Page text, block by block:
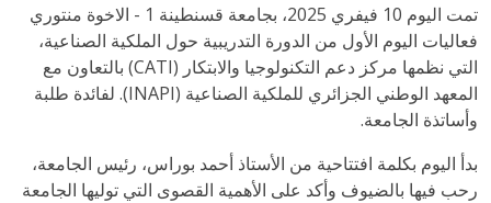
تمت اليوم 10 فيفري 2025، بجامعة قسنطينة 1 - الاخوة منتوري
فعاليات اليوم الأول من الدورة التدريبية حول الملكية الصناعية،
التي نظمها مركز دعم التكنولوجيا والابتكار (CATI) بالتعاون مع
المعهد الوطني الجزائري للملكية الصناعية (INAPI). لفائدة طلبة
وأساتذة الجامعة.
بدأ اليوم بكلمة افتتاحية من الأستاذ أحمد بوراس، رئيس الجامعة،
رحب فيها بالضيوف وأكد على الأهمية القصوى التي توليها الجامعة